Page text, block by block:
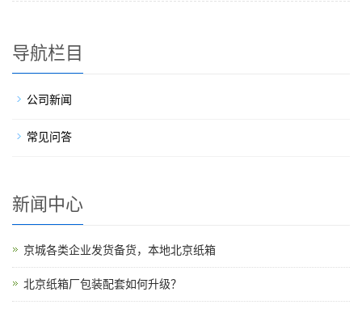
导航栏目
公司新闻
常见问答
新闻中心
京城各类企业发货备货，本地北京纸箱
北京纸箱厂包装配套如何升级？